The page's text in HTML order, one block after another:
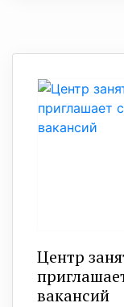
Центр
вакансий